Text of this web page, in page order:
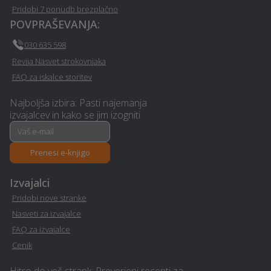
Wellness - Radenci
Polaganje laminata -
Radenci
Polaganje vinila - Radenci
Prevoz pokojnikov -
Radenci
Nepremičninsko
zavarovanje - Radenci
Založba - Radenci
Stenske obloge - Radenci Hidroizolacija - Radenci
Pridobi 7 ponudb brezplačno
POVPRAŠEVANJA:
030 635 598
Revija Nasvet strokovnjaka
FAQ za iskalce storitev
Najboljša izbira: Pasti najemanja
izvajalcev in kako se jim izogniti
Prenesi e-knjigo
Izvajalci
Pridobi nove stranke
Nasveti za izvajalce
FAQ za izvajalce
Cenik